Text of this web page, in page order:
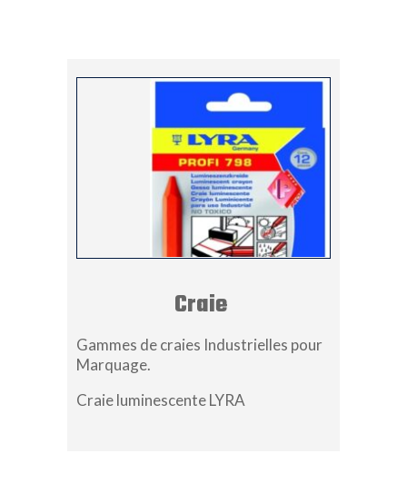
Craie
Gammes de craies Industrielles pour
Marquage.
Craie luminescente LYRA